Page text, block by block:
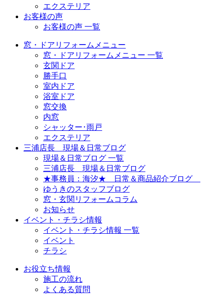
エクステリア
お客様の声
お客様の声 一覧
窓・ドアリフォームメニュー
窓・ドアリフォームメニュー 一覧
玄関ドア
勝手口
室内ドア
浴室ドア
窓交換
内窓
シャッター･雨戸
エクステリア
三浦店長 現場＆日常ブログ
現場＆日常ブログ 一覧
三浦店長 現場＆日常ブログ
★事務員：海汐★ 日常＆商品紹介ブログ
ゆうきのスタッフブログ
窓・玄関リフォームコラム
お知らせ
イベント・チラシ情報
イベント・チラシ情報 一覧
イベント
チラシ
お役立ち情報
施工の流れ
よくある質問